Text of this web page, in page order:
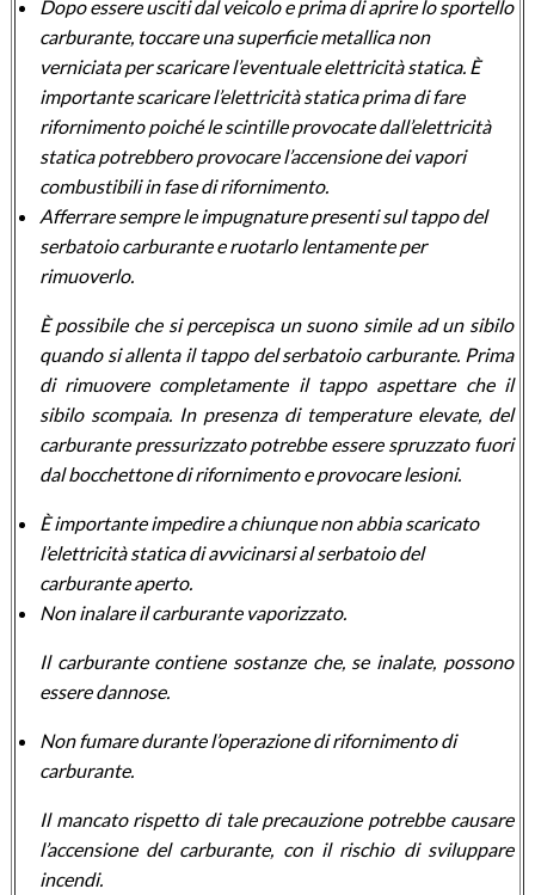
Dopo essere usciti dal veicolo e prima di aprire lo sportello
carburante, toccare una superficie metallica non
verniciata per scaricare l’eventuale elettricità statica. È
importante scaricare l’elettricità statica prima di fare
rifornimento poiché le scintille provocate dall’elettricità
statica potrebbero provocare l’accensione dei vapori
combustibili in fase di rifornimento.
Afferrare sempre le impugnature presenti sul tappo del
serbatoio carburante e ruotarlo lentamente per
rimuoverlo.
È possibile che si percepisca un suono simile ad un sibilo
quando si allenta il tappo del serbatoio carburante. Prima
di rimuovere completamente il tappo aspettare che il
sibilo scompaia. In presenza di temperature elevate, del
carburante pressurizzato potrebbe essere spruzzato fuori
dal bocchettone di rifornimento e provocare lesioni.
È importante impedire a chiunque non abbia scaricato
l’elettricità statica di avvicinarsi al serbatoio del
carburante aperto.
Non inalare il carburante vaporizzato.
Il carburante contiene sostanze che, se inalate, possono
essere dannose.
Non fumare durante l’operazione di rifornimento di
carburante.
Il mancato rispetto di tale precauzione potrebbe causare
l’accensione del carburante, con il rischio di sviluppare
incendi.